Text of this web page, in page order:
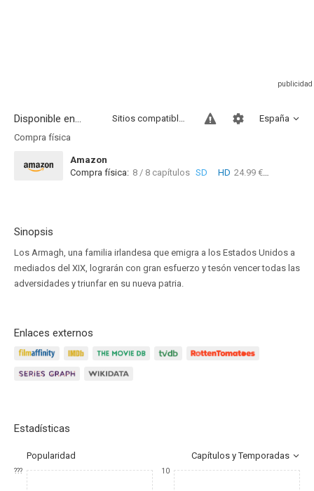
Disponible en... España
Sitios compatibles
Compra física
Amazon
Compra física: 8 / 8 capítulos SD HD 24.99 €
Sinopsis
Los Armagh, una familia irlandesa que emigra a los Estados Unidos a
mediados del XIX, lograrán con gran esfuerzo y tesón vencer todas las
adversidades y triunfar en su nueva patria.
Enlaces externos
Estadísticas
Popularidad Capítulos y Temporadas
??? 10